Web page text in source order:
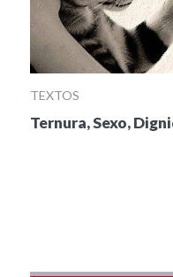
TEXTOS
Ternura, Sexo,